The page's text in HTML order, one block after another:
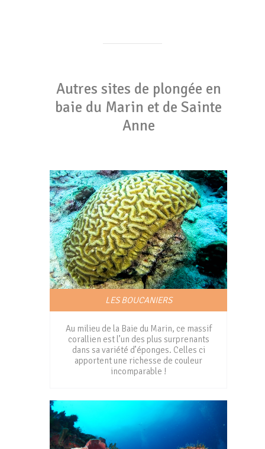
Autres sites de plongée en
baie du Marin et de Sainte
Anne
LES BOUCANIERS
Au milieu de la Baie du Marin, ce massif
corallien est l’un des plus surprenants
dans sa variété d’éponges. Celles ci
apportent une richesse de couleur
incomparable !